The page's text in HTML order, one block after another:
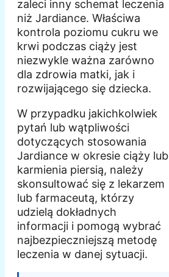
zaleci inny schemat leczenia
niż Jardiance. Właściwa
kontrola poziomu cukru we
krwi podczas ciąży jest
niezwykle ważna zarówno
dla zdrowia matki, jak i
rozwijającego się dziecka.
W przypadku jakichkolwiek
pytań lub wątpliwości
dotyczących stosowania
Jardiance w okresie ciąży lub
karmienia piersią, należy
skonsultować się z lekarzem
lub farmaceutą, którzy
udzielą dokładnych
informacji i pomogą wybrać
najbezpieczniejszą metodę
leczenia w danej sytuacji.